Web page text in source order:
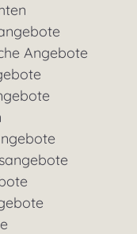
Angebote